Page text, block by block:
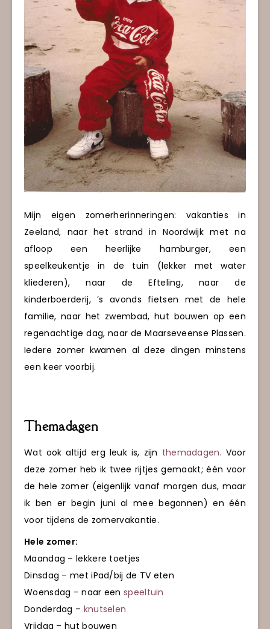
Mijn eigen zomerherinneringen: vakanties in
Zeeland, naar het strand in Noordwijk met na
afloop een heerlijke hamburger, een
speelkeukentje in de tuin (lekker met water
kliederen), naar de Efteling, naar de
kinderboerderij, ’s avonds fietsen met de hele
familie, naar het zwembad, hut bouwen op een
regenachtige dag, naar de Maarseveense Plassen.
Iedere zomer kwamen al deze dingen minstens
een keer voorbij.
Themadagen
Wat ook altijd erg leuk is, zijn themadagen. Voor
deze zomer heb ik twee rijtjes gemaakt; één voor
de hele zomer (eigenlijk vanaf morgen dus, maar
ik ben er begin juni al mee begonnen) en één
voor tijdens de zomervakantie.
Hele zomer:
Maandag – lekkere toetjes
Dinsdag – met iPad/bij de TV eten
Woensdag – naar eenspeeltuin
Donderdag – knutselen
Vrijdag – hut bouwen